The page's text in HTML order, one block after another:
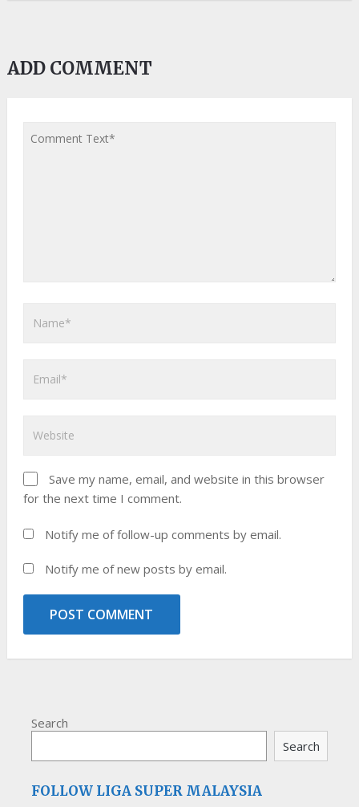
ADD COMMENT
Save my name, email, and website in this browser
for the next time I comment.
Notify me of follow-up comments by email.
Notify me of new posts by email.
Search
Search
FOLLOW LIGA SUPER MALAYSIA